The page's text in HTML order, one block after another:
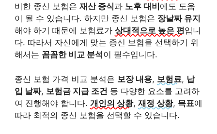
비한 종신 보험은 재산 증식과 노후 대비 에도 도움
이 될 수 있습니다. 하지만 종신 보험은 장날짜 유지
해야 하기 때문에 보험료가 상대적으로 높은 편입니
다. 따라서 자신에게 맞는 종신 보험을 선택하기 위
해서는 꼼꼼한 비교 분석 이 필수입니다.
종신 보험 가격 비교 분석은 보장 내용, 보험료, 납
입 날짜, 보험금 지급 조건 등 다양한 요소를 고려하
여 진행해야 합니다. 개인의 상황, 재정 상황, 목표에
따라 최적의 종신 보험을 선택할 수 있습니다.